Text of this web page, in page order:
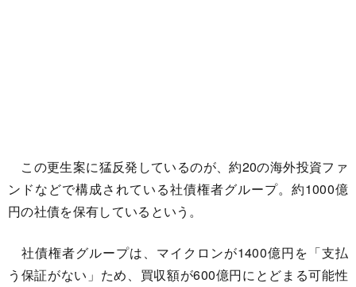
この更生案に猛反発しているのが、約20の海外投資ファ
ンドなどで構成されている社債権者グループ。約1000億
円の社債を保有しているという。
社債権者グループは、マイクロンが1400億円を「支払
う保証がない」ため、買収額が600億円にとどまる可能性